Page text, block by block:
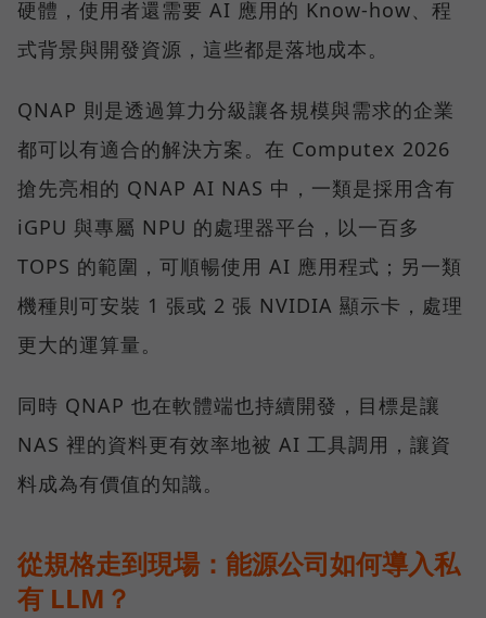
硬體，使用者還需要 AI 應用的 Know-how、程
式背景與開發資源，這些都是落地成本。
QNAP 則是透過算力分級讓各規模與需求的企業
都可以有適合的解決方案。在 Computex 2026
搶先亮相的 QNAP AI NAS 中，一類是採用含有
iGPU 與專屬 NPU 的處理器平台，以一百多
TOPS 的範圍，可順暢使用 AI 應用程式；另一類
機種則可安裝 1 張或 2 張 NVIDIA 顯示卡，處理
更大的運算量。
同時 QNAP 也在軟體端也持續開發，目標是讓
NAS 裡的資料更有效率地被 AI 工具調用，讓資
料成為有價值的知識。
從規格走到現場：能源公司如何導入私
有 LLM？